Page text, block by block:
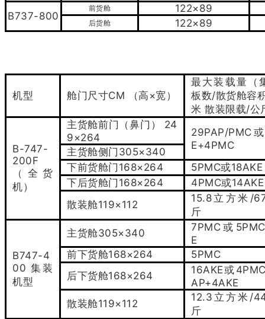
B737-800
前货舱 122×89
后货舱 122×89
机型 舱门尺寸CM （高 ×宽）
最大装载量（
板数/散货舱容
米 散装限载/公
B-747-
200F
（全货
机）
主货舱前门（鼻门）
24
9×264
29PAP/PMC
E+4PMC
主货舱侧门 305×340
下前货舱门 168×264 5PMC或18AKE
下后货舱门 168×264 4PMC或14AKE
散装舱119×112
15.8 立方米 /
斤
B747-4
00 集装
机型
主货舱305×340 7PMC 或
E
前下货舱168×264 5PMC
后下货舱168×264 16AKE或
AP+4AKE
散装舱119×112
12.3 立方米 /
斤